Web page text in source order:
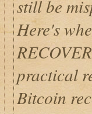
still be
Here's
practical
Bitcoin